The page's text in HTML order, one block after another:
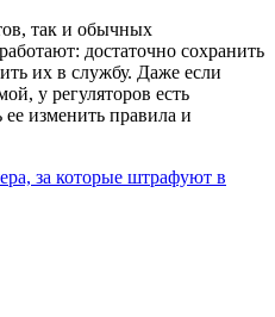
так и обычных
достаточно сохранить
их в службу. Даже если
у регуляторов есть
изменить правила и
за которые штрафуют в